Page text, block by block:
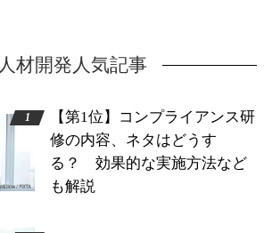
人材開発人気記事
【第1位】コンプライアンス研
修の内容、ネタはどうす
る？ 効果的な実施方法など
も解説